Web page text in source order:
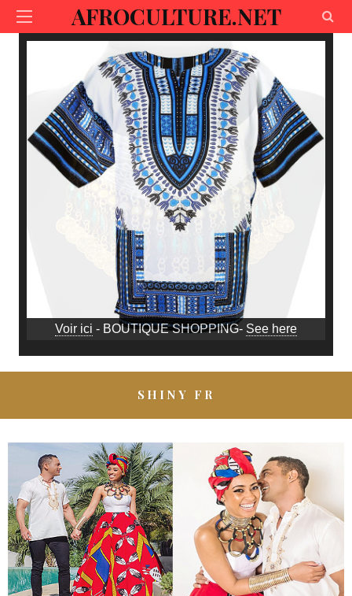
AFROCULTURE.NET
Voir ici - BOUTIQUE SHOPPING- See here
SHINY FR